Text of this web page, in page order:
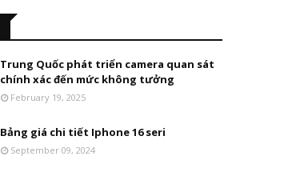
Trung Quốc phát triển camera quan sát
chính xác đến mức không tưởng
February 19, 2025
Bảng giá chi tiết Iphone 16 seri
September 09, 2024